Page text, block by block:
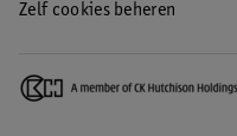
Zelf cookies beheren